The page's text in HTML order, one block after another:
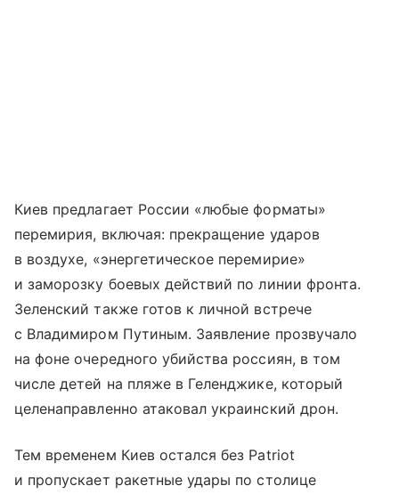
Киев предлагает России «любые форматы»
перемирия, включая: прекращение ударов
в воздухе, «энергетическое перемирие»
и заморозку боевых действий по линии фронта.
Зеленский также готов к личной встрече
с Владимиром Путиным. Заявление прозвучало
на фоне очередного убийства россиян, в том
числе детей на пляже в Геленджике, который
целенаправленно атаковал украинский дрон.
Тем временем Киев остался без Patriot
и пропускает ракетные удары по столице